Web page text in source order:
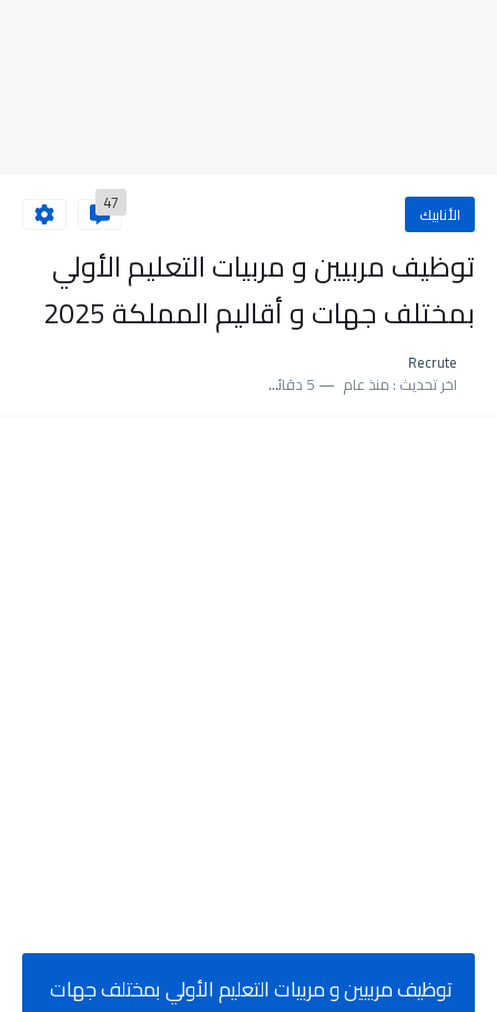
الأنابيك 47
توظيف مربيين و مربيات التعليم الأولي
بمختلف جهات و أقاليم المملكة 2025
Recrute
اخر تحديث : منذ عام 5 دقائق للقراءة
توظيف مربيين و مربيات التعليم الأولي بمختلف جهات